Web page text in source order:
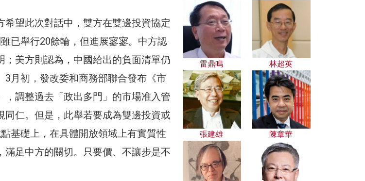
望此次對話中，雙方在雙邊投資協定
已舉行20餘輪，但進展寥寥。中方認
美方則認為，中國給出的負面清單仍
月初，發改委和商務部聯合發布《市
調整過去「政出多門」的市場准入管
仁。但是，此舉若要成為雙邊投資或
基礎上，在具體開放領域上有實質性
足中方的關切。只要價、不讓步是不
雷鼎鳴 林超英
張建雄 陳章華